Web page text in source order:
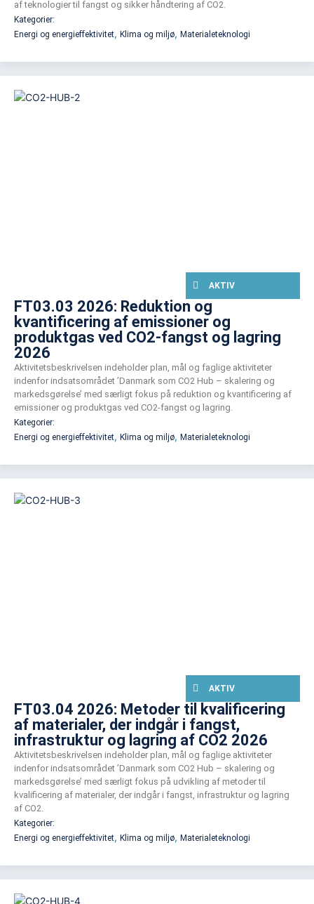
af teknologier til fangst og sikker håndtering af CO2.
Kategorier:
Energi og energieffektivitet, Klima og miljø, Materialeteknologi
AKTIV
FT03.03 2026: Reduktion og
kvantificering af emissioner og
produktgas ved CO2-fangst og lagring
2026
Aktivitetsbeskrivelsen indeholder plan, mål og faglige aktiviteter
indenfor indsatsområdet ’Danmark som CO2 Hub – skalering og
markedsgørelse’ med særligt fokus på reduktion og kvantificering af
emissioner og produktgas ved CO2-fangst og lagring.
Kategorier:
Energi og energieffektivitet, Klima og miljø, Materialeteknologi
AKTIV
FT03.04 2026: Metoder til kvalificering
af materialer, der indgår i fangst,
infrastruktur og lagring af CO2 2026
Aktivitetsbeskrivelsen indeholder plan, mål og faglige aktiviteter
indenfor indsatsområdet ’Danmark som CO2 Hub – skalering og
markedsgørelse’ med særligt fokus på udvikling af metoder til
kvalificering af materialer, der indgår i fangst, infrastruktur og lagring
af CO2.
Kategorier:
Energi og energieffektivitet, Klima og miljø, Materialeteknologi